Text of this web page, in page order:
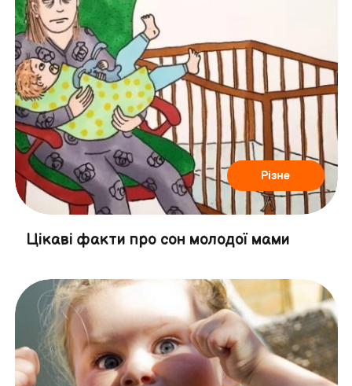
Різне
Цікаві факти про сон молодої мами